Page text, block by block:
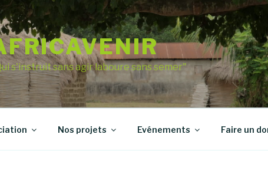
s'instruit sans agir laboure sans semer"
Nos projets Evénements Faire un